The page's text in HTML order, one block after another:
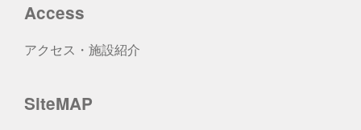
Access
アクセス・施設紹介
SiteMAP